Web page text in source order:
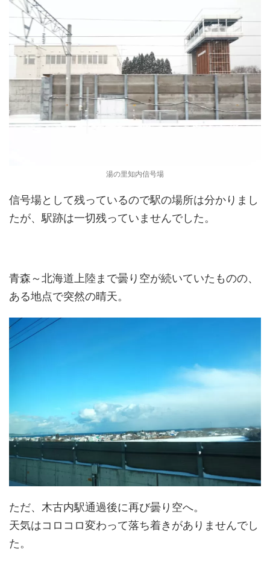
湯の里知内信号場
信号場として残っているので駅の場所は分かりまし
たが、駅跡は一切残っていませんでした。
青森～北海道上陸まで曇り空が続いていたものの、
ある地点で突然の晴天。
ただ、木古内駅通過後に再び曇り空へ。
天気はコロコロ変わって落ち着きがありませんでし
た。